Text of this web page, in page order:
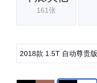
161张
2018款 1.5T 自动尊贵版